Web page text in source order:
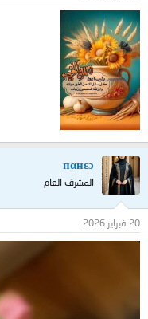
пαнεɔ
المشرف العام
20 فبراير 2026